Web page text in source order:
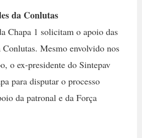
da Conlutas
Chapa 1 solicitam o apoio das
Mesmo envolvido nos
o ex-presidente do Sintepav
para disputar o processo
da patronal e da Força